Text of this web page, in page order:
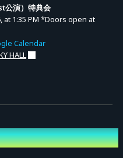
。
公演）特典会
at 1:35 PM *Doors open at
Calendar
HALL